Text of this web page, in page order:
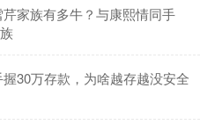
家族有多牛？与康熙情同手
30万存款，为啥越存越没安全